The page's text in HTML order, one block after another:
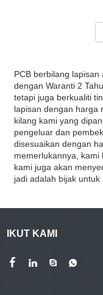
PCB berbilang
dengan Waranti 2
tetapi juga berkualiti
lapisan dengan harga
kilang kami yang
pengeluar dan
disesuaikan dengan
memerlukannya, kami
kami juga akan
jadi adalah bijak untuk
IKUT KAMI